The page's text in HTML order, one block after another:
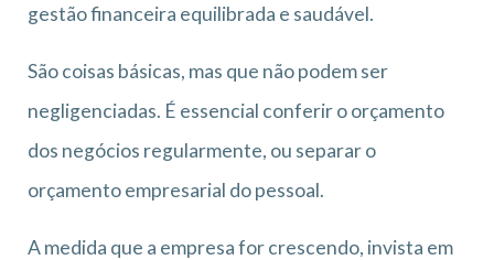
gestão financeira equilibrada e saudável.
São coisas básicas, mas que não podem ser
negligenciadas. É essencial conferir o orçamento
dos negócios regularmente, ou separar o
orçamento empresarial do pessoal.
A medida que a empresa for crescendo, invista em